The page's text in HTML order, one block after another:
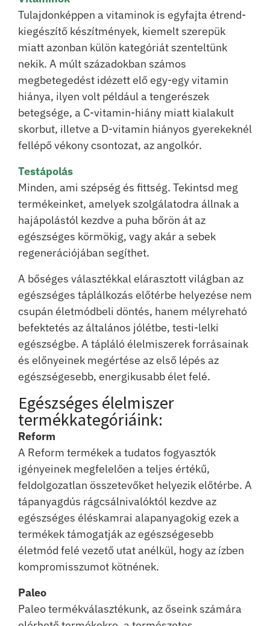
Tulajdonképpen a vitaminok is egyfajta étrend-
kiegészítő készítmények, kiemelt szerepük
miatt azonban külön kategóriát szenteltünk
nekik. A múlt századokban számos
megbetegedést idézett elő egy-egy vitamin
hiánya, ilyen volt például a tengerészek
betegsége, a C-vitamin-hiány miatt kialakult
skorbut, illetve a D-vitamin hiányos gyerekeknél
fellépő vékony csontozat, az angolkór.
Testápolás
Minden, ami szépség és fittség. Tekintsd meg
termékeinket, amelyek szolgálatodra állnak a
hajápolástól kezdve a puha bőrön át az
egészséges körmökig, vagy akár a sebek
regenerációjában segíthet.
A bőséges választékkal elárasztott világban az
egészséges táplálkozás előtérbe helyezése nem
csupán életmódbeli döntés, hanem mélyreható
befektetés az általános jólétbe, testi-lelki
egészségbe. A tápláló élelmiszerek forrásainak
és előnyeinek megértése az első lépés az
egészségesebb, energikusabb élet felé.
Egészséges élelmiszer
termékkategóriáink:
Reform
A Reform termékek a tudatos fogyasztók
igényeinek megfelelően a teljes értékű,
feldolgozatlan összetevőket helyezik előtérbe. A
tápanyagdús rágcsálnivalóktól kezdve az
egészséges éléskamrai alapanyagokig ezek a
termékek támogatják az egészségesebb
életmód felé vezető utat anélkül, hogy az ízben
kompromisszumot kötnének.
Paleo
Paleo termékválasztékunk, az őseink számára